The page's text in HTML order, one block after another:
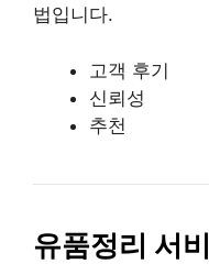
법입니다.
고객 후기
신뢰성
추천
유품정리 서